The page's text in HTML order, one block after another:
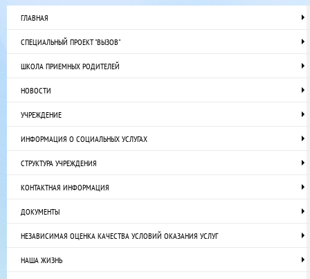
ГЛАВНАЯ
СПЕЦИАЛЬНЫЙ ПРОЕКТ "ВЫЗОВ"
ШКОЛА ПРИЕМНЫХ РОДИТЕЛЕЙ
НОВОСТИ
УЧРЕЖДЕНИЕ
ИНФОРМАЦИЯ О СОЦИАЛЬНЫХ УСЛУГАХ
СТРУКТУРА УЧРЕЖДЕНИЯ
КОНТАКТНАЯ ИНФОРМАЦИЯ
ДОКУМЕНТЫ
НЕЗАВИСИМАЯ ОЦЕНКА КАЧЕСТВА УСЛОВИЙ ОКАЗАНИЯ УСЛУГ
НАША ЖИЗНЬ